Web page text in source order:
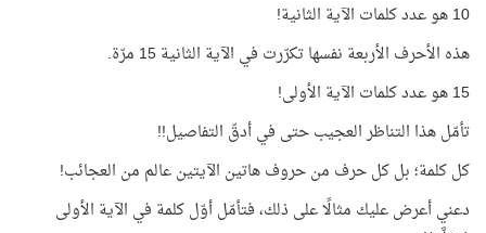
10 هو عدد كلمات الآية الثانية!
هذه الأحرف الأربعة نفسها تكرّرت في الآية الثانية 15 مرّة.
15 هو عدد كلمات الآية الأولى!
تأمّل هذا التناظر العجيب حتى في أدقّ التفاصيل!!
كل كلمة؛ بل كل حرف من حروف هاتين الآيتين عالم من العجائب!
دعني أعرض عليك مثالًا على ذلك، فتأمّل أوّل كلمة في الآية الأولى